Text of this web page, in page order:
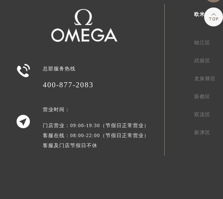
 总部服务热线
400-877-2083

营业时间：
门店营业：09:00-19:30（节假日正常营业）
客服在线：08:00-22:00（节假日正常营业）
客服及门店节假日不休
欧米茄成都
锦江区
武侯区
龙泉驿区
新都区
双流区
新津区
